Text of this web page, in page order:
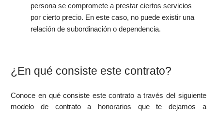
persona se compromete a prestar ciertos servicios
por cierto precio. En este caso, no puede existir una
relación de subordinación o dependencia.
¿En qué consiste este contrato?
Conoce en qué consiste este contrato a través del siguiente
modelo de contrato a honorarios que te dejamos a